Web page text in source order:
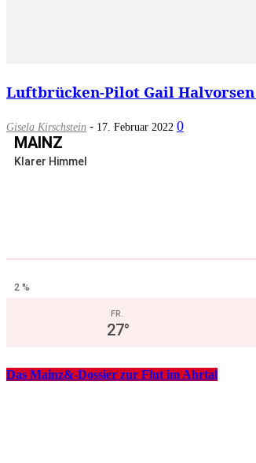
Luftbrücken-Pilot Gail Halvorsen
Gisela Kirschstein - 17. Februar 2022 0
MAINZ
Klarer Himmel
2 %
FR.
27°
Das Mainz&-Dossier zur Flut im Ahrtal